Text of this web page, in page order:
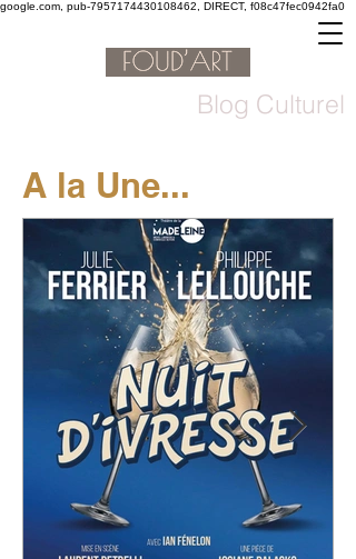
google.com, pub-7957174430108462, DIRECT, f08c47fec0942fa0
Blog Culturel
A la Une...